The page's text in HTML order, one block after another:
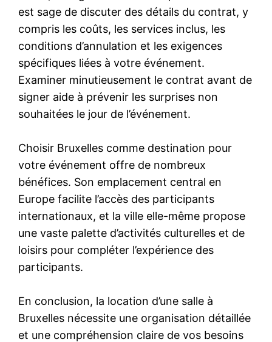
est sage de discuter des détails du contrat, y
compris les coûts, les services inclus, les
conditions d’annulation et les exigences
spécifiques liées à votre événement.
Examiner minutieusement le contrat avant de
signer aide à prévenir les surprises non
souhaitées le jour de l’événement.
Choisir Bruxelles comme destination pour
votre événement offre de nombreux
bénéfices. Son emplacement central en
Europe facilite l’accès des participants
internationaux, et la ville elle-même propose
une vaste palette d’activités culturelles et de
loisirs pour compléter l’expérience des
participants.
En conclusion, la location d’une salle à
Bruxelles nécessite une organisation détaillée
et une compréhension claire de vos besoins